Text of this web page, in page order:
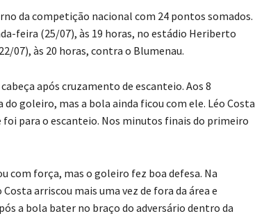
da competição nacional com 24 pontos somados.
feira (25/07), às 19 horas, no estádio Heriberto
07), às 20 horas, contra o Blumenau.
após cruzamento de escanteio. Aos 8
goleiro, mas a bola ainda ficou com ele. Léo Costa
para o escanteio. Nos minutos finais do primeiro
com força, mas o goleiro fez boa defesa. Na
arriscou mais uma vez de fora da área e
a bola bater no braço do adversário dentro da